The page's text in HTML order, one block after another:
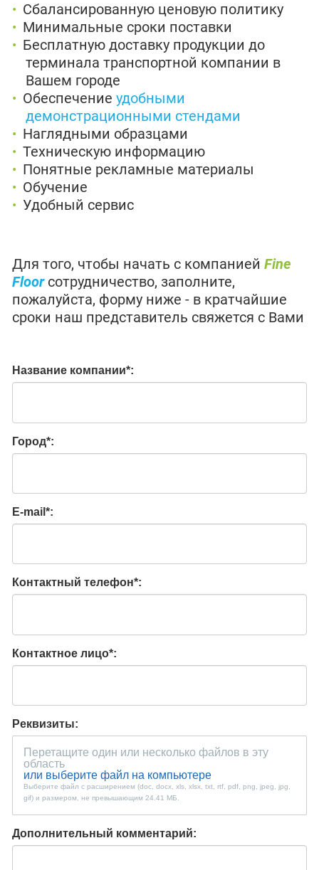
Сбалансированную ценовую политику
Минимальные сроки поставки
Бесплатную доставку продукции до
терминала транспортной компании в
Вашем городе
Обеспечение удобными
демонстрационными стендами
Наглядными образцами
Техническую информацию
Понятные рекламные материалы
Обучение
Удобный сервис
Для того, чтобы начать с компаниейFine
Floorсотрудничество, заполните,
пожалуйста, форму ниже - в кратчайшие
сроки наш представитель свяжется с Вами
Название компании*:
Город*:
E-mail*:
Контактный телефон*:
Контактное лицо*:
Реквизиты:
Перетащите один или несколько файлов в эту
область
или выберите файл на компьютере
Выберите файл с расширением (doc, docx, xls, xlsx, txt, rtf, pdf, png, jpeg, jpg,
gif) и размером, не превышающим 24.41 МБ.
Дополнительный комментарий: